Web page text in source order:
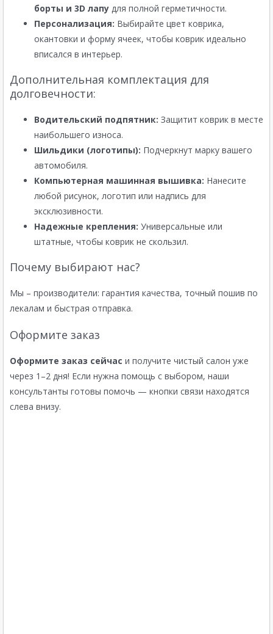
борты и 3D лапу для полной герметичности.
Персонализация: Выбирайте цвет коврика,
окантовки и форму ячеек, чтобы коврик идеально
вписался в интерьер.
Дополнительная комплектация для
долговечности:
Водительский подпятник: Защитит коврик в месте
наибольшего износа.
Шильдики (логотипы): Подчеркнут марку вашего
автомобиля.
Компьютерная машинная вышивка: Нанесите
любой рисунок, логотип или надпись для
эксклюзивности.
Надежные крепления: Универсальные или
штатные, чтобы коврик не скользил.
Почему выбирают нас?
Мы – производители: гарантия качества, точный пошив по
лекалам и быстрая отправка.
Оформите заказ
Оформите заказ сейчас и получите чистый салон уже
через 1–2 дня! Если нужна помощь с выбором, наши
консультанты готовы помочь — кнопки связи находятся
слева внизу.